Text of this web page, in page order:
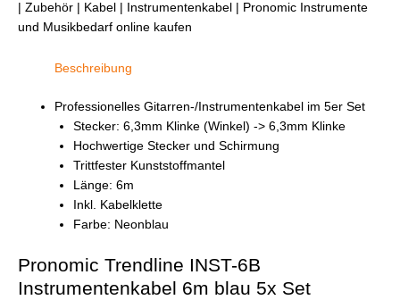
| Zubehör | Kabel | Instrumentenkabel | Pronomic Instrumente
und Musikbedarf online kaufen
Beschreibung
Professionelles Gitarren-/Instrumentenkabel im 5er Set
Stecker: 6,3mm Klinke (Winkel) -> 6,3mm Klinke
Hochwertige Stecker und Schirmung
Trittfester Kunststoffmantel
Länge: 6m
Inkl. Kabelklette
Farbe: Neonblau
Pronomic Trendline INST-6B
Instrumentenkabel 6m blau 5x Set